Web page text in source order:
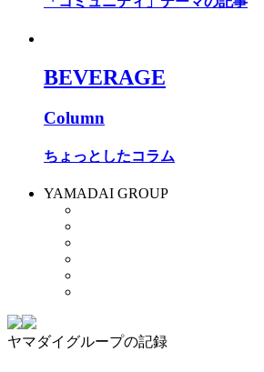
BEVERAGE
Column
ちょっとしたコラム
YAMADAI GROUP
ヤマダイグループの記録